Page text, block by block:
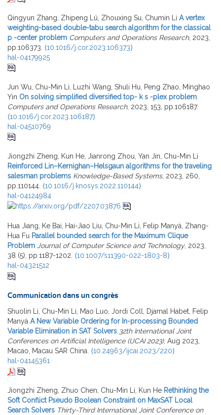
Qingyun Zhang, Zhipeng Lü, Zhouxing Su, Chumin Li A vertex
weighting-based double-tabu search algorithm for the classical
p -center problem Computers and Operations Research, 2023,
pp.106373. ⟨10.1016/j.cor.2023.106373⟩
hal-04179925
Jun Wu, Chu-Min Li, Luzhi Wang, Shuli Hu, Peng Zhao, Minghao
Yin On solving simplified diversified top- k s -plex problem
Computers and Operations Research, 2023, 153, pp.106187.
⟨10.1016/j.cor.2023.106187⟩
hal-04510769
Jiongzhi Zheng, Kun He, Jianrong Zhou, Yan Jin, Chu-Min Li
Reinforced Lin–Kernighan–Helsgaun algorithms for the traveling
salesman problems Knowledge-Based Systems, 2023, 260,
pp.110144. ⟨10.1016/j.knosys.2022.110144⟩
hal-04124984
Hua Jiang, Ke Bai, Hai-Jiao Liu, Chu-Min Li, Felip Manyà, Zhang-
Hua Fu Parallel bounded search for the Maximum Clique
Problem Journal of Computer Science and Technology, 2023,
38 (5), pp.1187-1202. ⟨10.1007/s11390-022-1803-8⟩
hal-04321512
Communication dans un congrès
Shuolin Li, Chu-Min Li, Mao Luo, Jordi Coll, Djamal Habet, Felip
Manyà A New Variable Ordering for In-processing Bounded
Variable Elimination in SAT Solvers 32th International Joint
Conferences on Artificial Intelligence (IJCAI 2023), Aug 2023,
Macao, Macau SAR China. ⟨10.24963/ijcai.2023/220⟩
hal-04145361
Jiongzhi Zheng, Zhuo Chen, Chu-Min Li, Kun He Rethinking the
Soft Conflict Pseudo Boolean Constraint on MaxSAT Local
Search Solvers Thirty-Third International Joint Conference on